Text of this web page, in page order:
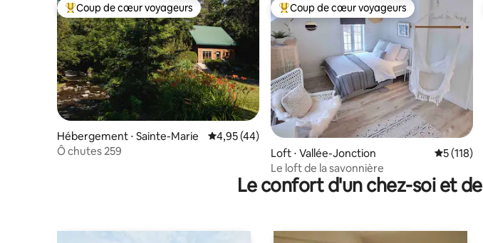
Coups de cœur voyageurs les plus appréciés
Coup de cœur voyageurs
Hébergement ⋅ Sainte-Marie Évaluation moyenne sur la base de 44 commentaires :
4,95 (44)
Ô chutes 259
Coups de cœur voyageurs les plus
Coup de cœur voyageurs
Loft ⋅ Vallée-Jonction
5 (118)
Le loft de la savonnière
Le confort d'un chez-soi et